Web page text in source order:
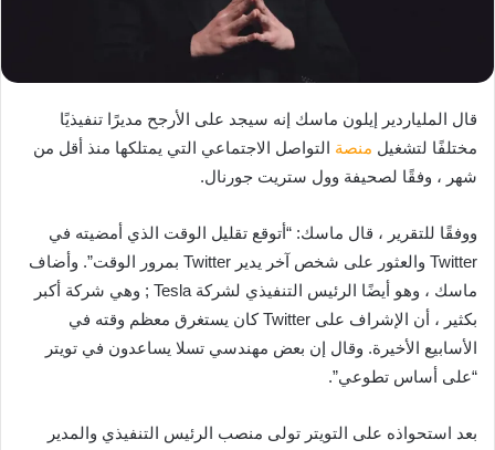
قال الملياردير إيلون ماسك إنه سيجد على الأرجح مديرًا تنفيذيًا
مختلفًا لتشغيل منصة التواصل الاجتماعي التي يمتلكها منذ أقل من
شهر ، وفقًا لصحيفة وول ستريت جورنال.
ووفقًا للتقرير ، قال ماسك: “أتوقع تقليل الوقت الذي أمضيته في
Twitter والعثور على شخص آخر يدير Twitter بمرور الوقت”. وأضاف
ماسك ، وهو أيضًا الرئيس التنفيذي لشركة Tesla ; وهي شركة أكبر
بكثير ، أن الإشراف على Twitter كان يستغرق معظم وقته في
الأسابيع الأخيرة. وقال إن بعض مهندسي تسلا يساعدون في تويتر
“على أساس تطوعي”.
بعد استحواذه على التويتر تولى منصب الرئيس التنفيذي والمدير